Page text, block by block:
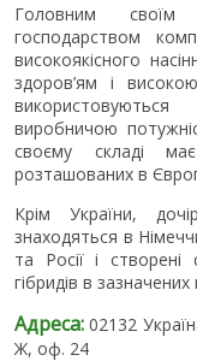
Головним своїм
господарством
високоякісного
здоров’ям і
виробничою
своєму складі
розташованих в
Крім України,
знаходяться в
та Росії і
гібридів в зазначених
Адреса:02132
Ж, оф. 24